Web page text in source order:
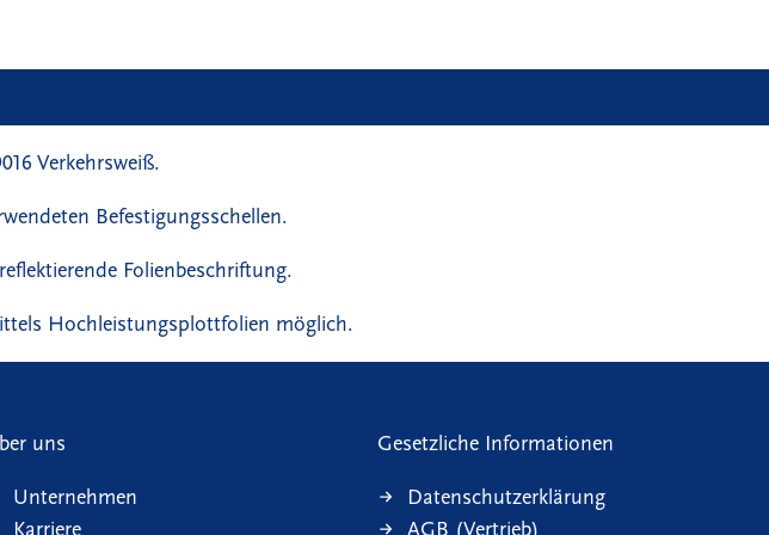
Verkehrsweiß.
Befestigungsschellen.
Folienbeschriftung.
Hochleistungsplottfolien möglich.
uns
Unternehmen
Karriere
Gesetzliche Informationen
Datenschutzerklärung
AGB (Vertrieb)